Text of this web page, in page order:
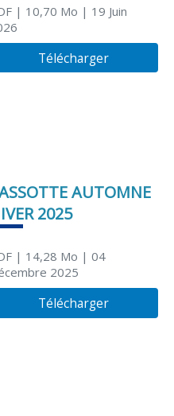
| 10,70 Mo | 19 Juin
Télécharger
AUTOMNE
2025
| 14,28 Mo | 04
2025
Télécharger